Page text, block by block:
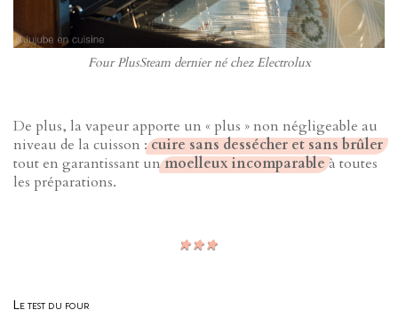
Four PlusSteam dernier né chez Electrolux
De plus, la vapeur apporte un « plus » non négligeable au
niveau de la cuisson :cuire sans dessécher et sans brûler
tout en garantissant unmoelleux incomparableà toutes
les préparations.
Le test du four